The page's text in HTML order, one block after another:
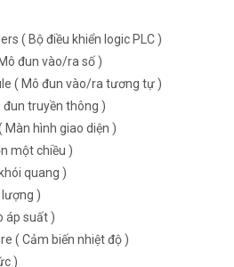
( Bộ điều khiển logic PLC )
đun vào/ra số )
( Mô đun vào/ra tương tự )
truyền thông )
hình giao diện )
một chiều )
quang )
)
áp suất )
( Cảm biến nhiệt độ )
)